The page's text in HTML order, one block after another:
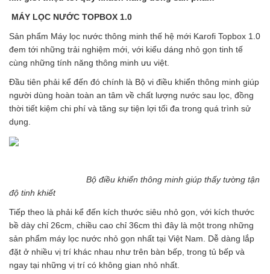
MÁY LỌC NƯỚC TOPBOX 1.0
Sản phẩm Máy lọc nước thông minh thế hệ mới Karofi Topbox 1.0
đem tới những trải nghiệm mới, với kiểu dáng nhỏ gọn tinh tế
cùng những tính năng thông minh ưu việt.
Đầu tiên phải kể đến đó chính là Bộ vi điều khiển thông minh giúp
người dùng hoàn toàn an tâm về chất lượng nước sau lọc, đồng
thời tiết kiệm chi phí và tăng sự tiện lợi tối đa trong quá trình sử
dụng.
Bộ điều khiển thông minh giúp thấy tường tận
độ tinh khiết
Tiếp theo là phải kể đến kích thước siêu nhỏ gọn, với kích thước
bề dày chỉ 26cm, chiều cao chỉ 36cm thì đây là một trong những
sản phẩm máy lọc nước nhỏ gọn nhất tại Việt Nam. Dễ dàng lắp
đặt ở nhiều vị trí khác nhau như trên bàn bếp, trong tủ bếp và
ngay tại những vị trí có không gian nhỏ nhất.